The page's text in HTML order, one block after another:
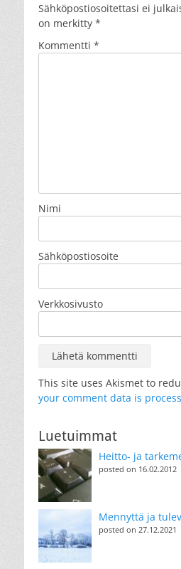
Sähköpostiosoitettasi ei
on merkitty *
Kommentti *
Nimi
Sähköpostiosoite
Verkkosivusto
This site uses Akismet to
your comment data is
Luetuimmat
Heitto- ja
posted on 16.02.2012
Mennyttä ja
posted on 27.12.2021